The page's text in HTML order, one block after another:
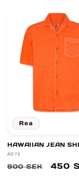
Rea
HAWAIIAN JEAN
Säljare:
AO76
Ordinarie
900 SEK 450